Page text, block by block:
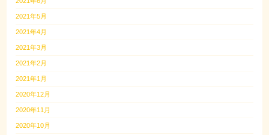
2021年5月
2021年4月
2021年3月
2021年2月
2021年1月
2020年12月
2020年11月
2020年10月